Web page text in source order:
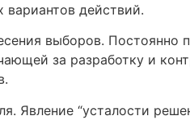
действий.
выборов. Постоянно
за разработку и
Явление “усталости